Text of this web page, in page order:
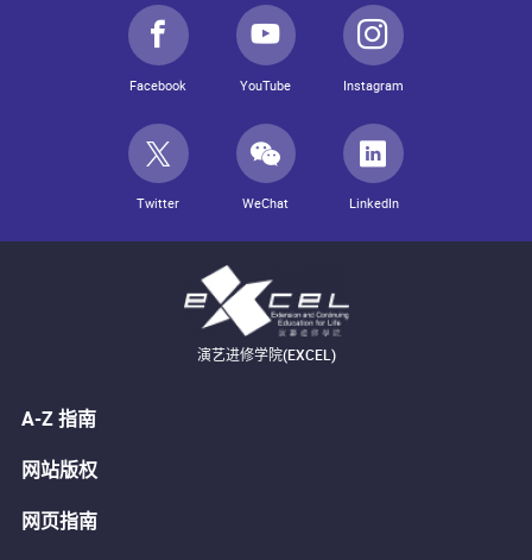
Facebook YouTube Instagram
Twitter WeChat LinkedIn
演艺进修学院(EXCEL)
A-Z 指南
网站版权
网页指南